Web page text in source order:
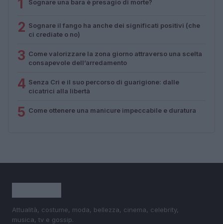
1 Sognare una bara è presagio di morte?
2 Sognare il fango ha anche dei significati positivi (che
ci crediate o no)
3 Come valorizzare la zona giorno attraverso una scelta
consapevole dell’arredamento
4 Senza Cri e il suo percorso di guarigione: dalle
cicatrici alla libertà
5 Come ottenere una manicure impeccabile e duratura
Attualità, costume, moda, bellezza, cinema, celebrity,
musica, tv e gossip.